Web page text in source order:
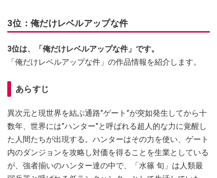
3位：俺だけレベルアップな件
3位は、 「俺だけレベルアップな件」です。
「俺だけレベルアップな件」の作品情報を紹介します。
あらすじ
異次元と現世界を結ぶ通路”ゲート”が突如発生してから十
数年、世界には”ハンター”と呼ばれる超人的な力に覚醒し
た人間たちが出現する。ハンターはその力を使い、ゲート
内のダンジョンを攻略し対価を得ることを生業としている
が、強者揃いのハンター達の中で、「水篠 旬」は人類最